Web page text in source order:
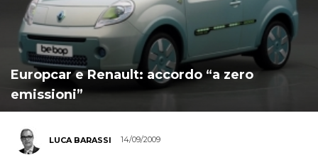
Europcar e Renault: accordo “a zero
emissioni”
LUCA BARASSI 14/09/2009